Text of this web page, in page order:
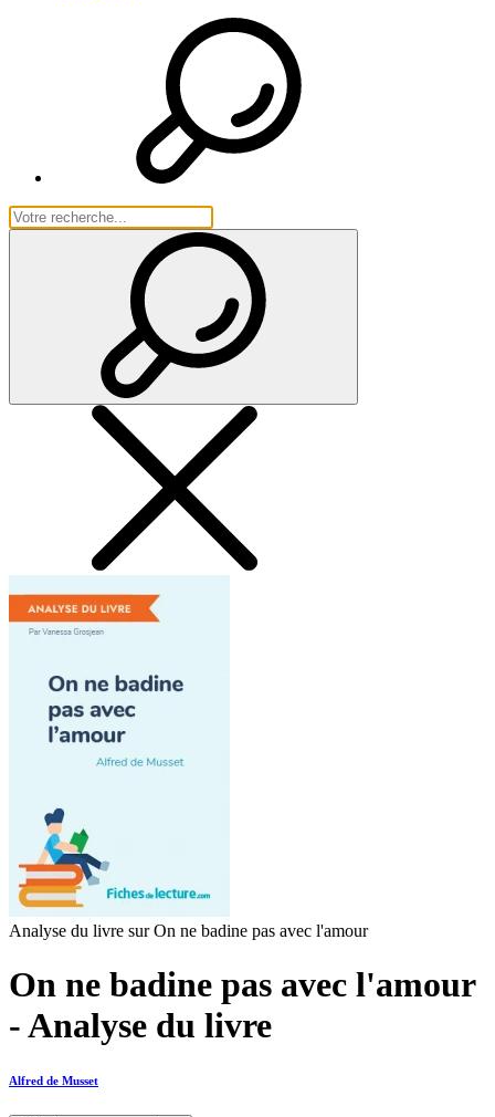
Analyse du livre sur On ne badine pas avec l'amour
On ne badine pas avec l'amour
- Analyse du livre
Alfred de Musset